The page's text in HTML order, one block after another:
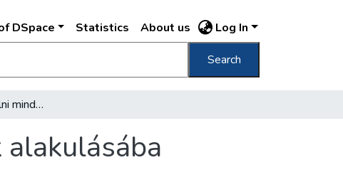
DSpace Statistics About us Log In
Search
Bátrabban beleszólni mindennapi életünk alakulásába